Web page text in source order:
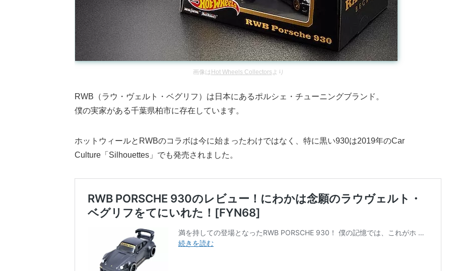
画像は Hot Wheels Collectors より
RWB（ラウ・ヴェルト・ベグリフ）は日本にあるポルシェ・チューニングブランド。
僕の実家がある千葉県柏市に存在しています。
ホットウィールとRWBのコラボは今に始まったわけではなく、特に黒い930は2019年のCar
Culture「Silhouettes」でも発売されました。